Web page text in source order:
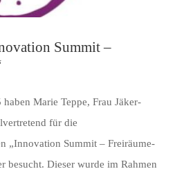
Summit –
Marie Teppe, Frau Jäker-
für die
„Innovation Summit – Freiräume-
besucht. Dieser wurde im Rahmen